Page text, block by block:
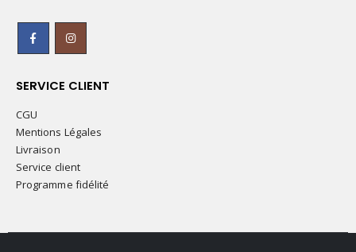
SERVICE CLIENT
CGU
Mentions Légales
Livraison
Service client
Programme fidélité